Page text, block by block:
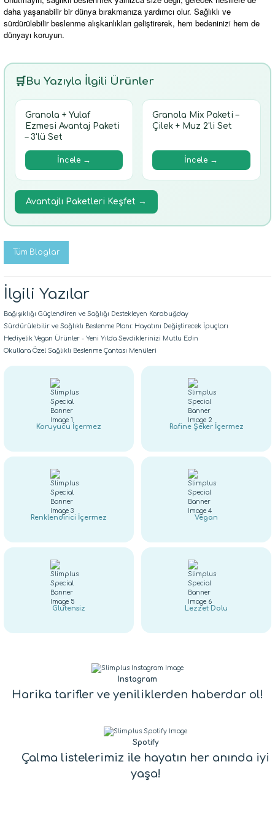
daha yaşanabilir bir dünya bırakmanıza yardımcı olur. Sağlıklı ve
sürdürülebilir beslenme alışkanlıkları geliştirerek, hem bedeninizi hem de
dünyayı koruyun.
Bu Yazıyla İlgili Ürünler
Granola + Yulaf
Ezmesi Avantaj Paketi
– 3'lü Set
İncele →
Granola Mix Paketi –
Çilek + Muz 2'li Set
İncele →
Avantajlı Paketleri Keşfet →
Tüm Bloglar
İlgili Yazılar
Bağışıklığı Güçlendiren ve Sağlığı Destekleyen Karabuğday
Sürdürülebilir ve Sağlıklı Beslenme Planı: Hayatını Değiştirecek İpuçları
Hediyelik Vegan Ürünler - Yeni Yılda Sevdiklerinizi Mutlu Edin
Okullara Özel Sağlıklı Beslenme Çantası Menüleri
Koruyucu İçermez Rafine Şeker İçermez
Renklendirici İçermez Vegan
Glutensiz Lezzet Dolu
Instagram
Harika tarifler ve yeniliklerden haberdar ol!
Spotify
Çalma listelerimiz ile hayatın her anında iyi
yaşa!